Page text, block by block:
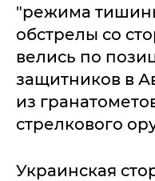
"режима
обстрелы со
велись по
защитников в
из
стрелкового
Украинская